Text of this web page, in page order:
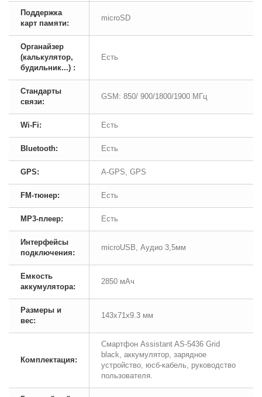
Поддержка
карт памяти:
microSD
Органайзер
(калькулятор,
будильник...) :
Есть
Стандарты
связи:
GSM: 850/ 900/1800/1900 МГц
Wi-Fi: Есть
Bluetooth: Есть
GPS: A-GPS, GPS
FM-тюнер: Есть
MP3-плеер: Есть
Интерфейсы
подключения:
microUSB, Аудио 3,5мм
Емкость
аккумулятора:
2850 мАч
Размеры и
вес:
143х71х9.3 мм
Комплектация:
Смартфон Assistant AS-5436 Grid
black, аккумулятор, зарядное
устройство, юсб-кабель, руководство
пользователя.